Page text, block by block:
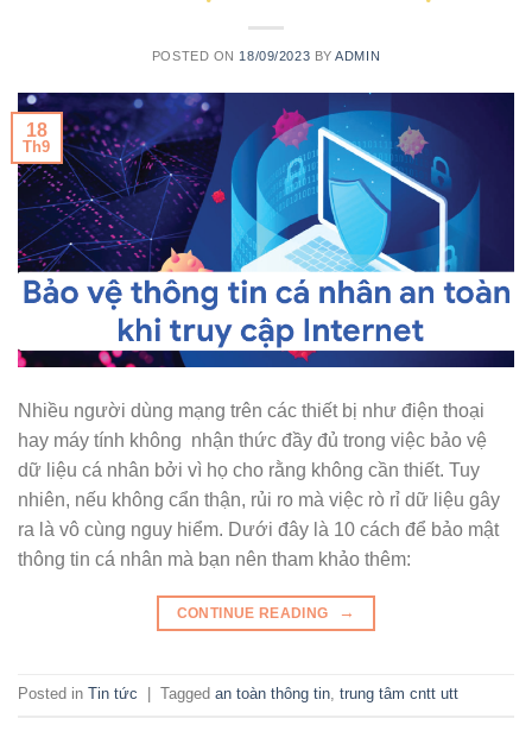
POSTED ON 18/09/2023 BYADMIN
18
Th9
Nhiều người dùng mạng trên các thiết bị như điện thoại
hay máy tính không nhận thức đầy đủ trong việc bảo vệ
dữ liệu cá nhân bởi vì họ cho rằng không cần thiết. Tuy
nhiên, nếu không cẩn thận, rủi ro mà việc rò rỉ dữ liệu gây
ra là vô cùng nguy hiểm. Dưới đây là 10 cách để bảo mật
thông tin cá nhân mà bạn nên tham khảo thêm:
CONTINUE READING →
Posted in Tin tức Tagged an toàn thông tin, trung tâm cntt utt